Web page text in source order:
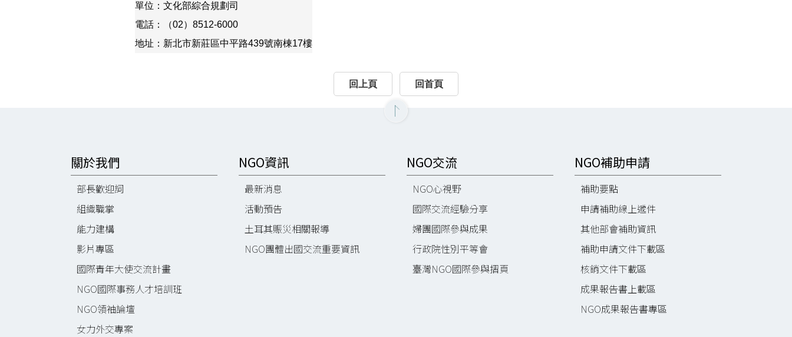
單位：文化部綜合規劃司
電話：（02）8512-6000
地址：新北市新莊區中平路439號南棟17樓
回上頁 回首頁
關於我們
部長歡迎詞
組織職掌
能力建構
影片專區
國際青年大使交流計畫
NGO國際事務人才培訓班
NGO領袖論壇
女力外交專案
NGO資訊
最新消息
活動預告
土耳其賑災相關報導
NGO團體出國交流重要資訊
NGO交流
NGO心視野
國際交流經驗分享
婦團國際參與成果
行政院性別平等會
臺灣NGO國際參與摺頁
NGO補助申請
補助要點
申請補助線上遞件
其他部會補助資訊
補助申請文件下載區
核銷文件下載區
成果報告書上載區
NGO成果報告書專區